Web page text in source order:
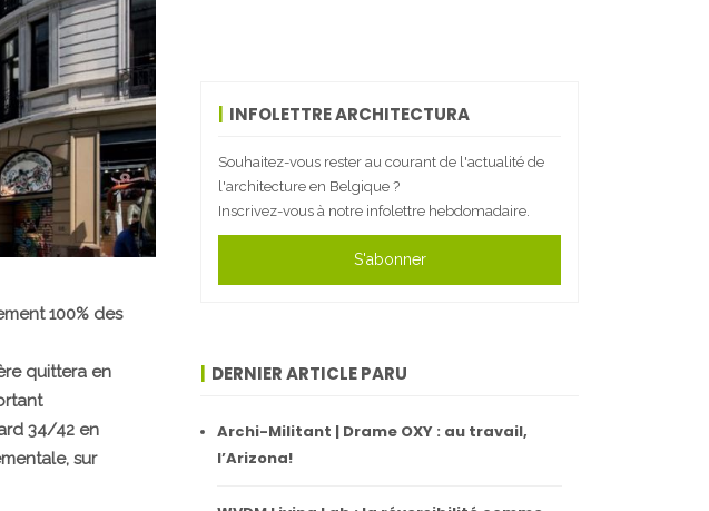
100% des
quittera en
34/42 en
sur
INFOLETTRE ARCHITECTURA
Souhaitez-vous rester au courant de l'actualité de
l'architecture en Belgique ?
Inscrivez-vous à notre infolettre hebdomadaire.
S'abonner
DERNIER ARTICLE PARU
Archi-Militant | Drame OXY : au travail,
l’Arizona!